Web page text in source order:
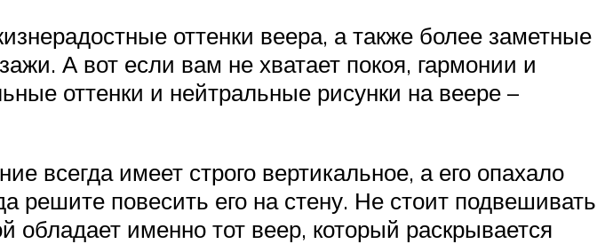
оттенки веера, а также более заметные
А вот если вам не хватает покоя, гармонии и
оттенки и нейтральные рисунки на веере –
имеет строго вертикальное, а его опахало
решите повесить его на стену. Не стоит подвешивать
именно тот веер, который раскрывается